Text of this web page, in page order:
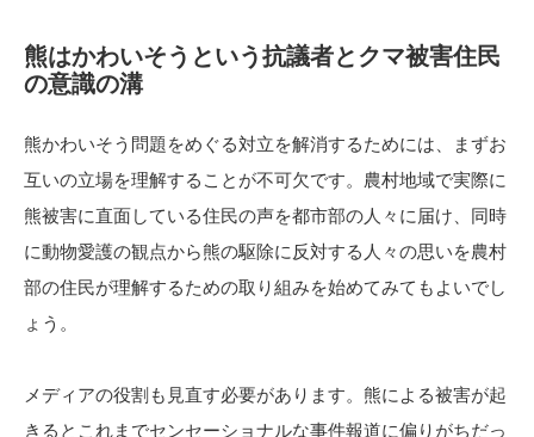
熊はかわいそうという抗議者とクマ被害住民
の意識の溝
熊かわいそう問題をめぐる対立を解消するためには、まずお
互いの立場を理解することが不可欠です。農村地域で実際に
熊被害に直面している住民の声を都市部の人々に届け、同時
に動物愛護の観点から熊の駆除に反対する人々の思いを農村
部の住民が理解するための取り組みを始めてみてもよいでし
ょう。
メディアの役割も見直す必要があります。熊による被害が起
きるとこれまでセンセーショナルな事件報道に偏りがちだっ